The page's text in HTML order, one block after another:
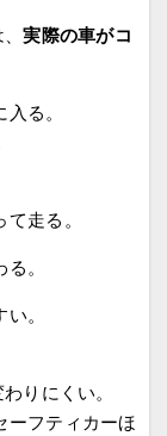
、実際の車がコ
る。
走る。
。
。
りにくい。
ーフティカーほ